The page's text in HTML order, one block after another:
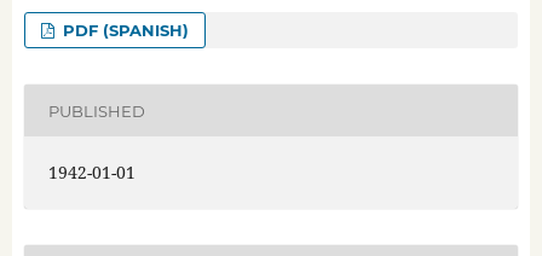
PDF (SPANISH)
PUBLISHED
1942-01-01